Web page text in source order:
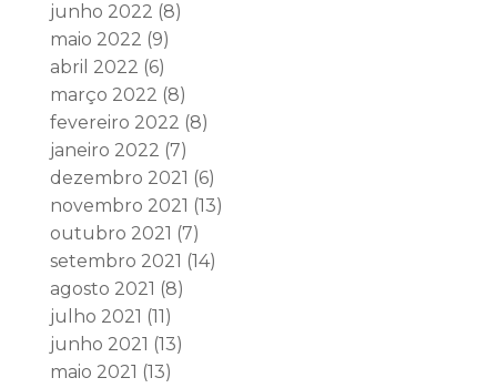
junho 2022 (8)
maio 2022 (9)
abril 2022 (6)
março 2022 (8)
fevereiro 2022 (8)
janeiro 2022 (7)
dezembro 2021 (6)
novembro 2021 (13)
outubro 2021 (7)
setembro 2021 (14)
agosto 2021 (8)
julho 2021 (11)
junho 2021 (13)
maio 2021 (13)